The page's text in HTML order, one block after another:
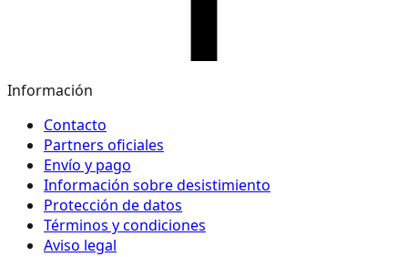
Información
Contacto
Partners oficiales
Envío y pago
Información sobre desistimiento
Protección de datos
Términos y condiciones
Aviso legal